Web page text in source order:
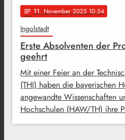
notes 11. November 2025 10:54
Ingolstadt
Erste Absolventen der
geehrt
Mit einer Feier an der
(THI) haben die bayerischen
angewandte Wissenschaften
Hochschulen (HAW/TH) ihre